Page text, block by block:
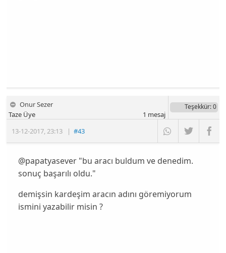
Onur Sezer
13-12-2017,23:13 |#43
Taze Üye
Teşekkür: 0
1 mesaj
@papatyasever "bu aracı buldum ve denedim.
sonuç başarılı oldu."
demişsin kardeşim aracın adını göremiyorum
ismini yazabilir misin ?